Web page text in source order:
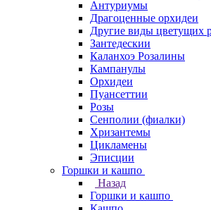
Антуриумы
Драгоценные орхидеи
Другие виды цветущих
Зантедескии
Каланхоэ Розалины
Кампанулы
Орхидеи
Пуансеттии
Розы
Сенполии (фиалки)
Хризантемы
Цикламены
Эписции
Горшки и кашпо
Назад
Горшки и кашпо